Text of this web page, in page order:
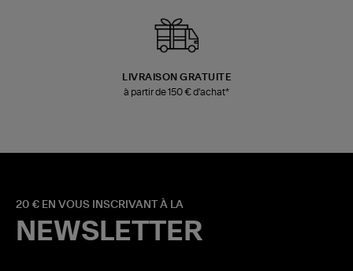
LIVRAISON GRATUITE
à partir de 150 € d'achat*
20 € EN VOUS INSCRIVANT À LA
NEWSLETTER